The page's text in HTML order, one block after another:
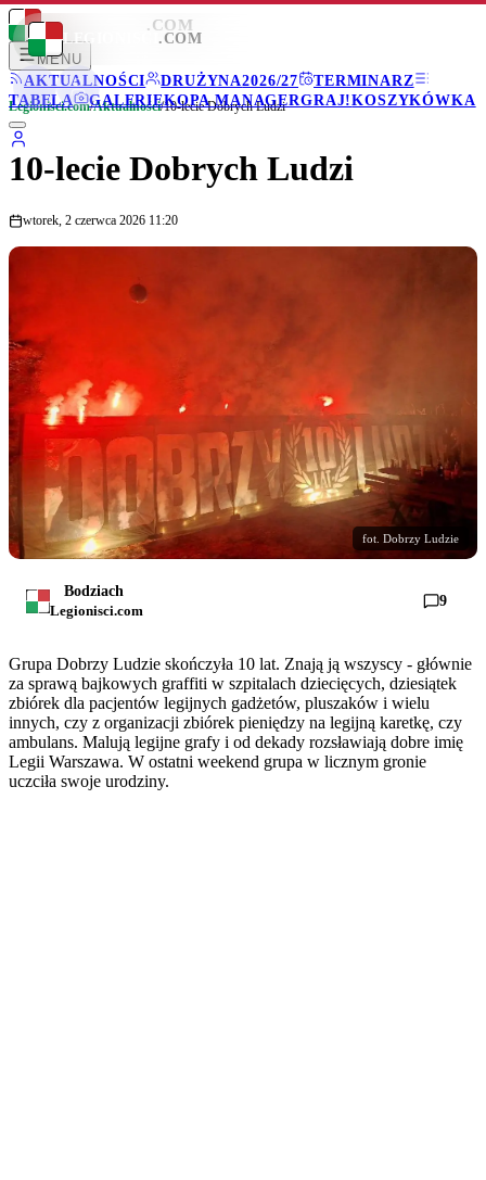
LEGIONISCI .COM
MENU
AKTUALNOŚCI
DRUŻYNA2026/27
TERMINARZ
TABELA
GALERIEKOPA MANAGERGRAJ!KOSZYKÓWKA
LEGIONISCI .COM
Legionisci.com/Aktualności/10-lecie Dobrych Ludzi
10-lecie Dobrych Ludzi
wtorek, 2 czerwca 2026 11:20
fot. Dobrzy Ludzie
Bodziach
Legionisci.com
9
Grupa Dobrzy Ludzie skończyła 10 lat. Znają ją wszyscy - głównie
za sprawą bajkowych graffiti w szpitalach dziecięcych, dziesiątek
zbiórek dla pacjentów legijnych gadżetów, pluszaków i wielu
innych, czy z organizacji zbiórek pieniędzy na legijną karetkę, czy
ambulans. Malują legijne grafy i od dekady rozsławiają dobre imię
Legii Warszawa. W ostatni weekend grupa w licznym gronie
uczciła swoje urodziny.